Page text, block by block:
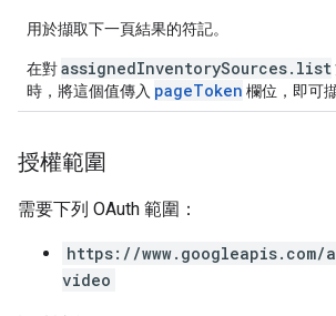
用於擷取下一頁結果的符記。
在對assignedInventorySources.list
時，將這個值傳入 pageToken 欄位，即可
授權範圍
需要下列 OAuth 範圍：
https://
video